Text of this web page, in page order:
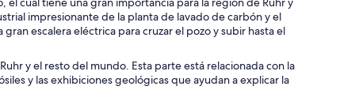
impresionante de la planta de lavado de carbón y el
escalera eléctrica para cruzar el pozo y subir hasta el
y el resto del mundo. Esta parte está relacionada con la
y las exhibiciones geológicas que ayudan a explicar la